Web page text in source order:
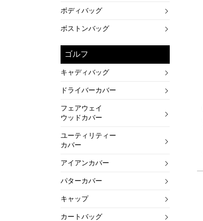
ボディバッグ
ボストンバッグ
ゴルフ
キャディバッグ
ドライバーカバー
フェアウェイ
ウッドカバー
ユーティリティー
カバー
アイアンカバー
パターカバー
キャップ
カートバッグ